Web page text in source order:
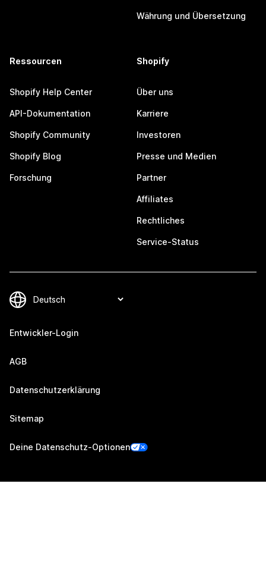
Währung und Übersetzung
Ressourcen
Shopify Help Center
API-Dokumentation
Shopify Community
Shopify Blog
Forschung
Shopify
Über uns
Karriere
Investoren
Presse und Medien
Partner
Affiliates
Rechtliches
Service-Status
Entwickler-Login
AGB
Datenschutzerklärung
Sitemap
Deine Datenschutz-Optionen